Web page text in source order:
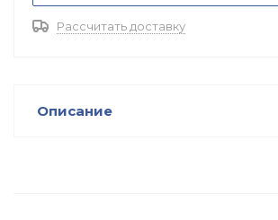
Рассчитать доставку
Описание